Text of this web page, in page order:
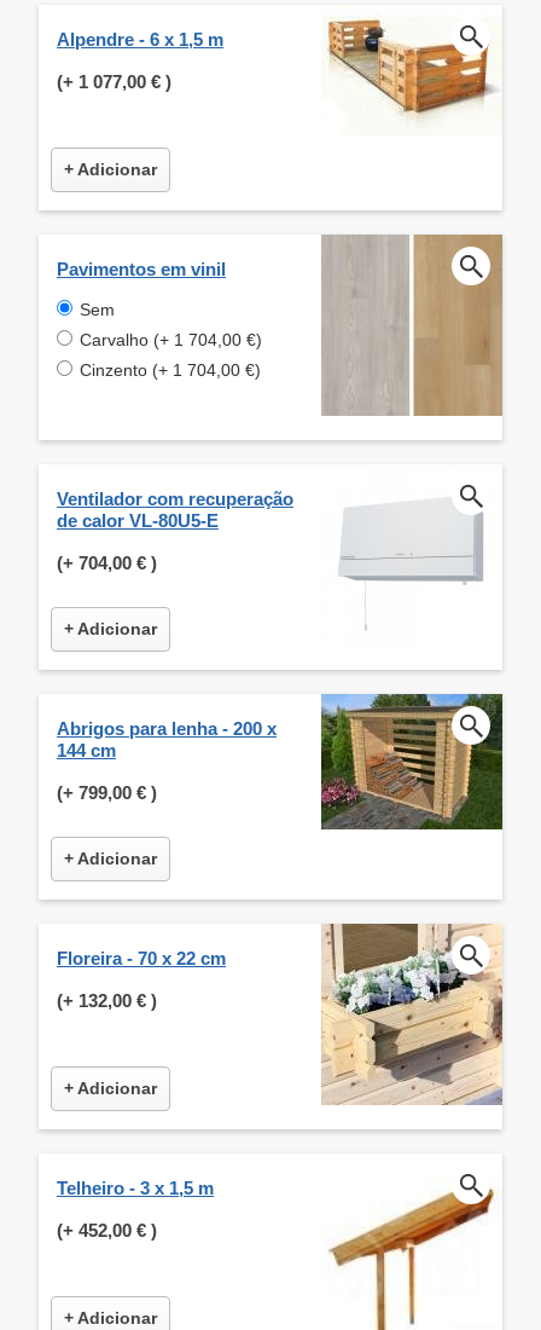
Alpendre - 6 x 1,5 m
(+ 1 077,00 € )
+ Adicionar
Pavimentos em vinil
Sem
Carvalho (+ 1 704,00 €)
Cinzento (+ 1 704,00 €)
Ventilador com recuperação
de calor VL-80U5-E
(+ 704,00 € )
+ Adicionar
Abrigos para lenha - 200 x
144 cm
(+ 799,00 € )
+ Adicionar
Floreira - 70 x 22 cm
(+ 132,00 € )
+ Adicionar
Telheiro - 3 x 1,5 m
(+ 452,00 € )
+ Adicionar